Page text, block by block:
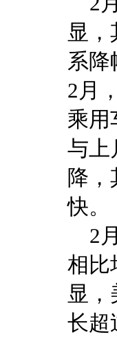
显，
系降
2月
乘用
与上
降
快。
2
相比
显
长超